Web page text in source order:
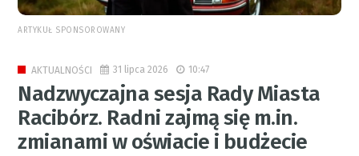
ARTYKUŁ SPONSOROWANY
AKTUALNOŚCI 31 lipca 2026 10:47
Nadzwyczajna sesja Rady Miasta
Racibórz. Radni zajmą się m.in.
zmianami w oświacie i budżecie